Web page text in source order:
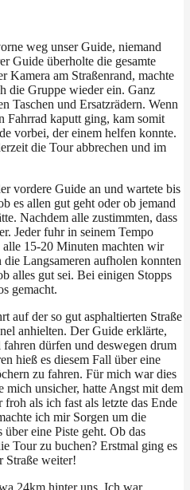
weg unser Guide, niemand
Guide überholte die gesamte
Kamera am Straßenrand, machte
die Gruppe wieder ein. Ganz
Taschen und Ersatzrädern. Wenn
Fahrrad kaputt ging, kam somit
vorbei, der einem helfen konnte.
die Tour abbrechen und im
vordere Guide an und wartete bis
es allen gut geht oder ob jemand
Nachdem alle zustimmten, dass
Jeder fuhr in seinem Tempo
15-20 Minuten machten wir
Langsameren aufholen konnten
alles gut sei. Bei einigen Stopps
gemacht.
auf der so gut asphaltierten Straße
anhielten. Der Guide erklärte,
dürfen und deswegen drum
hieß es diesem Fall über eine
zu fahren. Für mich war dies
unsicher, hatte Angst mit dem
als ich fast als letzte das Ende
ich mir Sorgen um die
eine Piste geht. Ob das
Tour zu buchen? Erstmal ging es
Straße weiter!
24km hinter uns. Ich war